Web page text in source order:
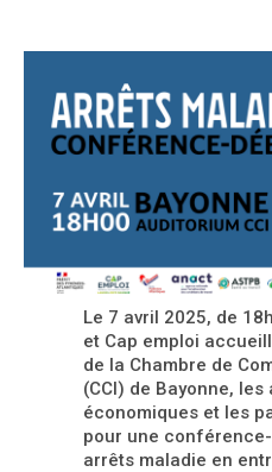
Le 7 avril 2025, de
et Cap emploi
de la Chambre de
(CCI) de Bayonne,
économiques et les
pour une
arrêts maladie en